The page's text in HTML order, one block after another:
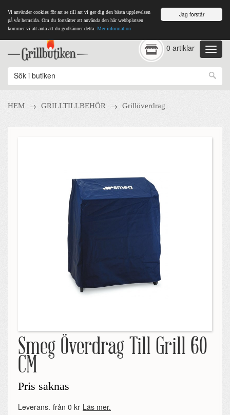
Jag förstår
Vi använder cookies för att se till att vi ger dig den bästa upplevelsen
på vår hemsida. Om du fortsätter att använda den här webbplatsen
kommer vi att anta att du godkänner detta. Mer information
0 artiklar
HEM → GRILLTILLBEHÖR → Grillöverdrag
Smeg Överdrag Till Grill 60
CM
Pris saknas
Leverans. från 0 kr Läs mer.